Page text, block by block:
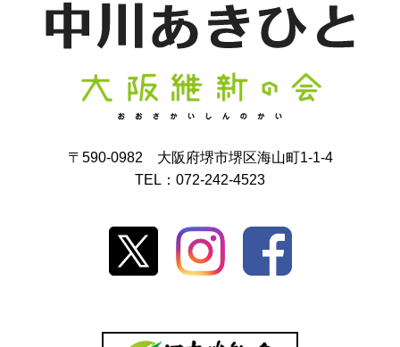
〒590-0982 大阪府堺市堺区海山町1-1-4
TEL：072-242-4523